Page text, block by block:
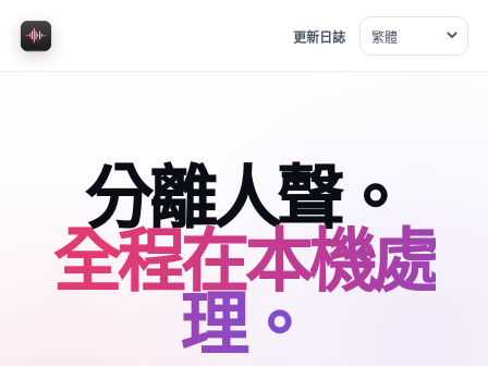
更新日誌 語言
分離人聲。
全程在本機處
理。